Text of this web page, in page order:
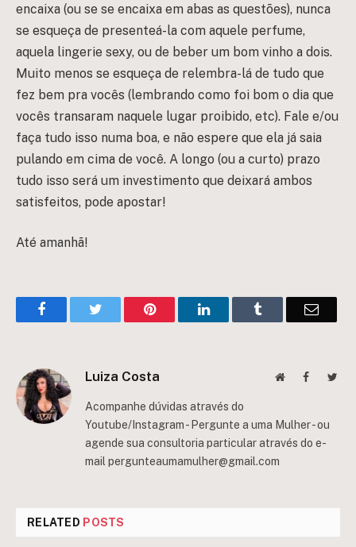
encaixa (ou se se encaixa em abas as questões), nunca
se esqueça de presenteá-la com aquele perfume,
aquela lingerie sexy, ou de beber um bom vinho a dois.
Muito menos se esqueça de relembra-lá de tudo que
fez bem pra vocês (lembrando como foi bom o dia que
vocês transaram naquele lugar proibido, etc). Fale e/ou
faça tudo isso numa boa, e não espere que ela já saia
pulando em cima de você. A longo (ou a curto) prazo
tudo isso será um investimento que deixará ambos
satisfeitos, pode apostar!
Até amanhã!
FacebookTwitter Pinterest LinkedInTumblr Email
Luiza Costa WebsiteFacebook
Acompanhe dúvidas através do
Youtube/Instagram - Pergunte a uma Mulher - ou
agende sua consultoria particular através do e-
mailpergunteaumamulher@gmail.com
RELATED POSTS